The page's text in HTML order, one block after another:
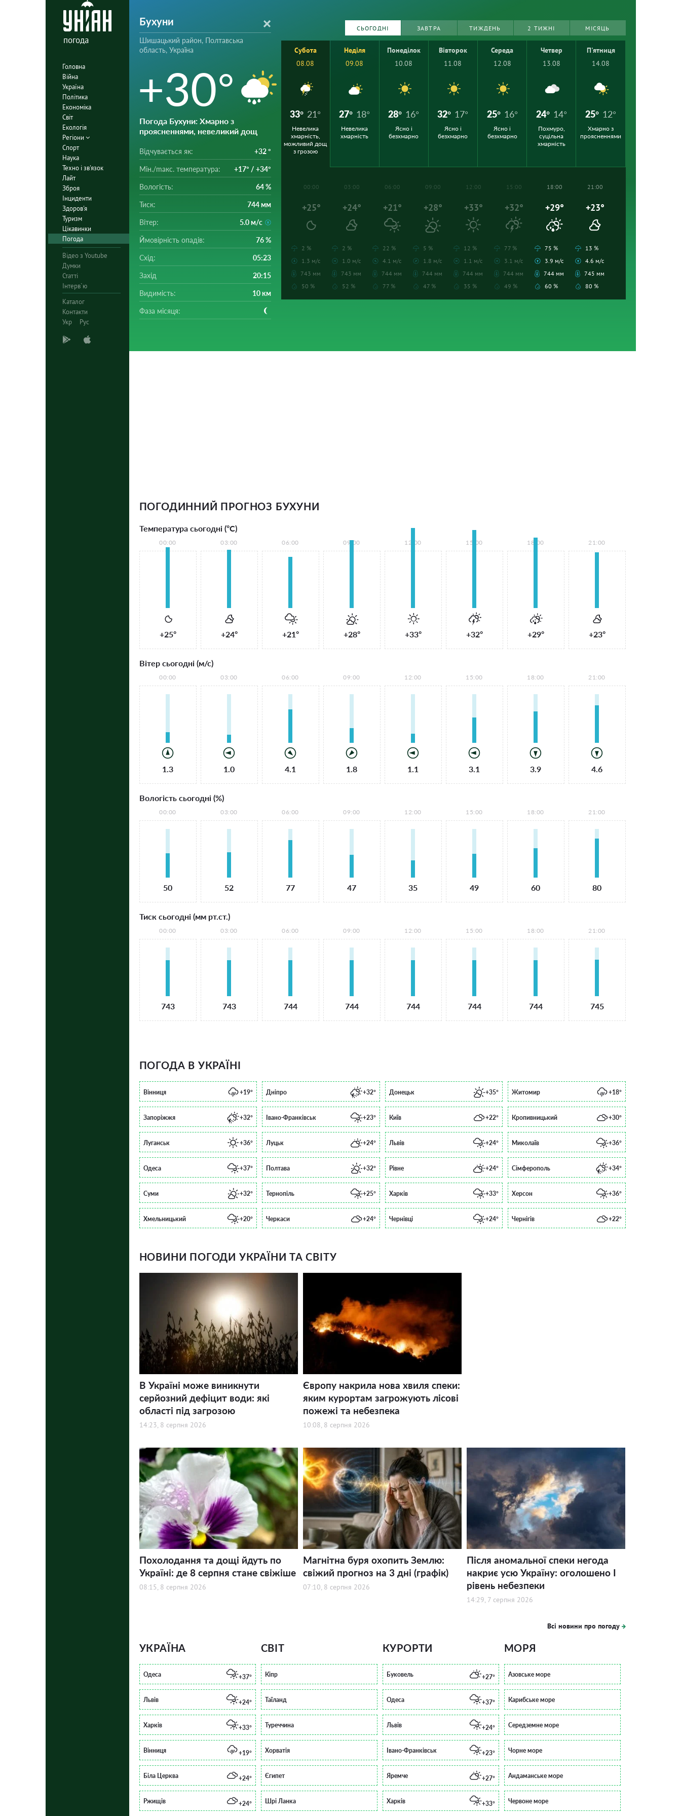
погода
Головна
Війна
Україна
Політика
Економіка
Світ
Екологія
Регіони
Спорт
Наука
Техно і зв'язок
Лайт
Зброя
Інциденти
Здоров'я
Туризм
Цікавинки
Погода
Відео з Youtube
Думки
Статті
Інтерв`ю
Каталог
Контакти
Укр
Рус
Бухуни
Шишацький район, Полтавська
область, Україна
+30°
Погода Бухуни: Хмарно з
проясненнями, невеликий дощ
Відчувається як: +32 °
Мін./mакс. температура: +17° / +34°
Вологість: 64 %
Тиск: 744 мм
Вітер: 5.0 м/с
Ймовірність опадів: 76 %
Схід: 05:23
Захід 20:15
Видимість: 10 км
Фаза місяця:
СЬОГОДНІ ЗАВТРА ТИЖДЕНЬ 2 ТИЖНІ МІСЯЦЬ
Субота
08.08
33° 21°
Невелика
хмарність,
можливий дощ
з грозою
Неділя
09.08
27° 18°
Невелика
хмарність
Понеділок
10.08
28° 16°
Ясно і
безхмарно
Вівторок
11.08
32° 17°
Ясно і
безхмарно
Середа
12.08
25° 16°
Ясно і
безхмарно
Четвер
13.08
24° 14°
Похмуро,
суцільна
хмарність
П'ятниця
14.08
25° 12°
Хмарно з
проясненнями
00:00
+25°
2 %
1.3 м/с
743 мм
50 %
03:00
+24°
2 %
1.0 м/с
743 мм
52 %
06:00
+21°
22 %
4.1 м/с
744 мм
77 %
09:00
+28°
5 %
1.8 м/с
744 мм
47 %
12:00
+33°
12 %
1.1 м/с
744 мм
35 %
15:00
+32°
77 %
3.1 м/с
744 мм
49 %
18:00
+29°
75 %
3.9 м/с
744 мм
60 %
21:00
+23°
13 %
4.6 м/с
745 мм
80 %
ПОГОДИННИЙ ПРОГНОЗ БУХУНИ
Температура сьогодні (°С)
00:00
+25°
03:00
+24°
06:00
+21°
09:00
+28°
12:00
+33°
15:00
+32°
18:00
+29°
21:00
+23°
Вітер сьогодні (м/с)
00:00
1.3
03:00
1.0
06:00
4.1
09:00
1.8
12:00
1.1
15:00
3.1
18:00
3.9
21:00
4.6
Вологість сьогодні (%)
00:00
50
03:00
52
06:00
77
09:00
47
12:00
35
15:00
49
18:00
60
21:00
80
Тиск сьогодні (мм рт.ст.)
00:00
743
03:00
743
06:00
744
09:00
744
12:00
744
15:00
744
18:00
744
21:00
745
ПОГОДА В УКРАЇНІ
Вінниця +19° Дніпро +32° Донецьк +35° Житомир +18°
Запоріжжя +32° Івано-Франківськ +23° Київ +22° Кропивницький +30°
Луганськ +36° Луцьк +24° Львів +24° Миколаїв +36°
Одеса +37° Полтава +32° Рівне +24° Сімферополь +34°
Суми +32° Тернопіль +25° Харків +33° Херсон +36°
Хмельницький +20° Черкаси +24° Чернівці +24° Чернігів +22°
НОВИНИ ПОГОДИ УКРАЇНИ ТА СВІТУ
В Україні може виникнути
серйозний дефіцит води: які
області під загрозою
14:23, 8 серпня 2026
Європу накрила нова хвиля спеки:
яким курортам загрожують лісові
пожежі та небезпека
10:08, 8 серпня 2026
Похолодання та дощі йдуть по
Україні: де 8 серпня стане свіжіше
08:15, 8 серпня 2026
Магнітна буря охопить Землю:
свіжий прогноз на 3 дні (графік)
07:10, 8 серпня 2026
Після аномальної спеки негода
накриє усю Україну: оголошено І
рівень небезпеки
14:29, 7 серпня 2026
Всі новини про погоду
УКРАЇНА
Одеса +37°
Львів +24°
Харків +33°
Вінниця +19°
Біла Церква +24°
Ржищів +24°
СВІТ
Кіпр
Таїланд
Туреччина
Хорватія
Єгипет
Шрі Ланка
КУРОРТИ
Буковель +27°
Одеса +37°
Львів +24°
Івано-Франківськ +23°
Яремче +27°
Харків +33°
МОРЯ
Азовське море
Карибське море
Середземне море
Чорне море
Андаманське море
Червоне море